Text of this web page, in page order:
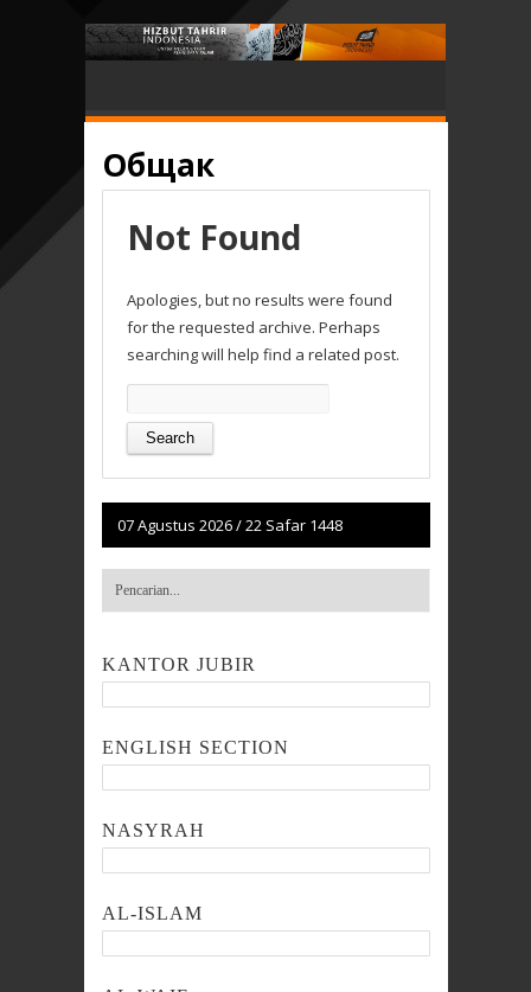
Общак
Not Found
Apologies, but no results were found
for the requested archive. Perhaps
searching will help find a related post.
for:
07 Agustus 2026/22 Safar 1448
KANTOR JUBIR
ENGLISH SECTION
NASYRAH
AL-ISLAM